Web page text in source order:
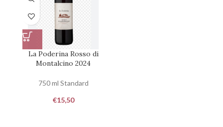
La Poderina Rosso di
Montalcino 2024
750 ml Standard
€15,50